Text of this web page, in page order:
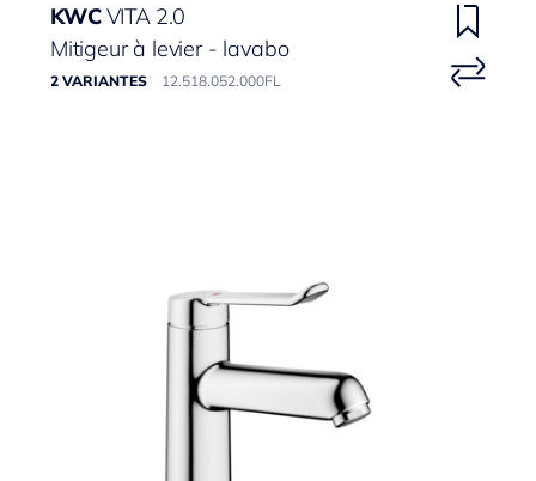
KWCVITA 2.0
Mitigeur à levier - lavabo
2 VARIANTES 12.518.052.000FL